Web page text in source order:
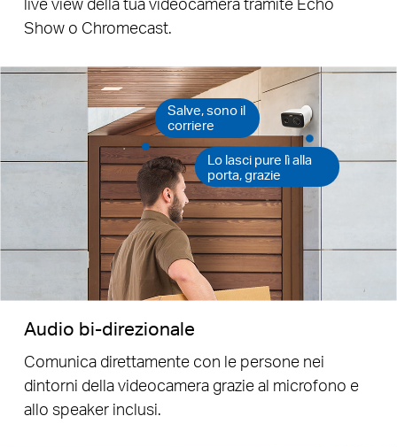
Show o Chromecast.
Salve, sono il
corriere
Lo lasci pure lì alla
porta, grazie
Audio bi-direzionale
Comunica direttamente con le persone nei
dintorni della videocamera grazie al microfono e
allo speaker inclusi.